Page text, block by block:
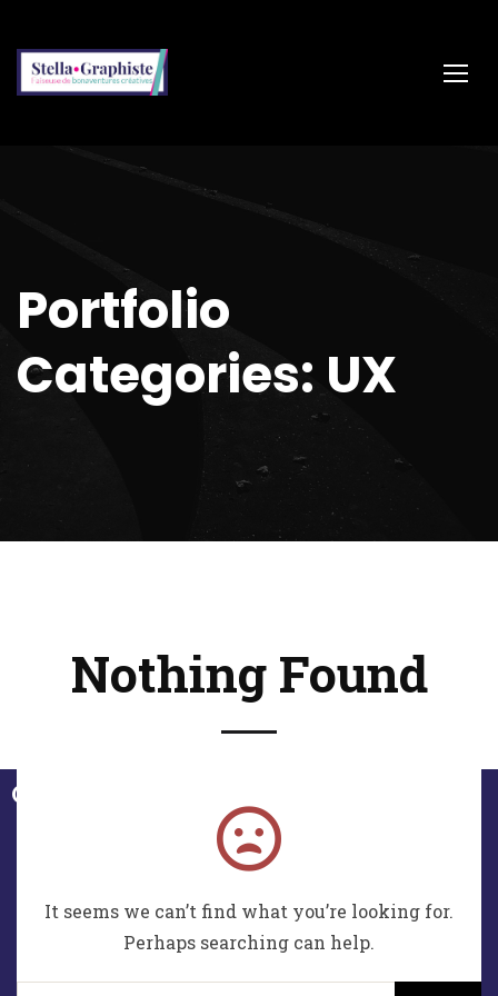
Portfolio
Categories: UX
Nothing Found
It seems we can’t find what you’re looking for.
Perhaps searching can help.
Contactez-moi !
Merci de votre visite sur ce portfolio. Si besoin, vous
pouvez consulter les mentions légales en cliquant ici.